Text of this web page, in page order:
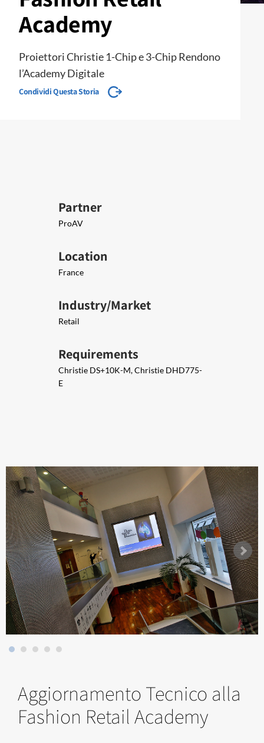
Academy
Proiettori Christie 1-Chip e 3-Chip Rendono
l’Academy Digitale
Condividi Questa Storia
Partner
ProAV
Location
France
Industry/Market
Retail
Requirements
Christie DS+10K-M, Christie DHD775-
E
Aggiornamento Tecnico alla
Fashion Retail Academy